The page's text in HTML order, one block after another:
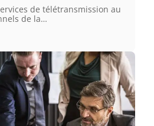
de télétransmission au
de la…